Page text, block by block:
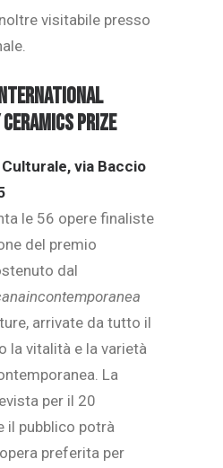
visitabile presso
Prize
via Baccio
le 56 opere finaliste
del premio
dal
arrivate da tutto il
la vitalità e la varietà
La
per il 20
il pubblico potrà
preferita per